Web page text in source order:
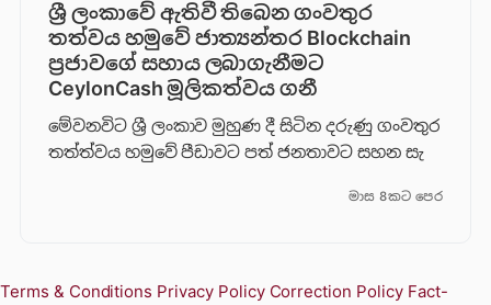
ශ්‍රී ලංකාවේ ඇතිවී තිබෙන ගංවතුර
තත්වය හමුවේ ජාත්‍යන්තර Blockchain
ප්‍රජාවගේ සහාය ලබාගැනීමට
CeylonCash මූලිකත්වය ග​නී
මේවනවිට ශ්‍රී ලංකාව මුහුණ දී සිටින දරුණු ගංවතුර
තත්ත්වය හමුවේ පීඩාවට පත් ජනතාවට සහන සැ
මාස 8කට පෙර
Terms & Conditions Privacy Policy Correction Policy Fact-